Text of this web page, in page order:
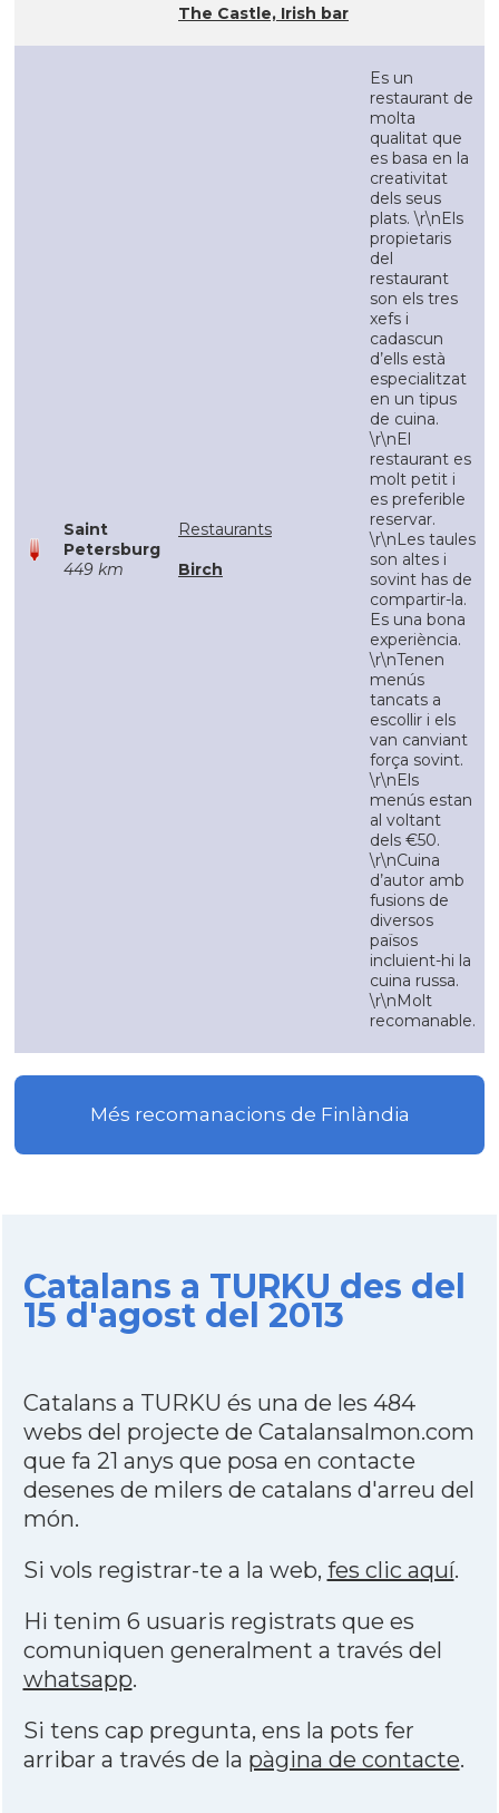
The Castle, Irish bar
Saint
Petersburg
449 km
Restaurants
Birch
Es un
restaurant de
molta
qualitat que
es basa en la
creativitat
dels seus
plats. \r\nEls
propietaris
del
restaurant
son els tres
xefs i
cadascun
d’ells està
especialitzat
en un tipus
de cuina.
\r\nEl
restaurant es
molt petit i
es preferible
reservar.
\r\nLes taules
son altes i
sovint has de
compartir-la.
Es una bona
experiència.
\r\nTenen
menús
tancats a
escollir i els
van canviant
força sovint.
\r\nEls
menús estan
al voltant
dels €50.
\r\nCuina
d’autor amb
fusions de
diversos
països
incluient-hi la
cuina russa.
\r\nMolt
recomanable.
Més recomanacions de Finlàndia
Catalans a TURKU des del
15 d'agost del 2013
Catalans a TURKU és una de les 484
webs del projecte de Catalansalmon.com
que fa 21 anys que posa en contacte
desenes de milers de catalans d'arreu del
món.
Si vols registrar-te a la web, fes clic aquí.
Hi tenim 6 usuaris registrats que es
comuniquen generalment a través del
whatsapp.
Si tens cap pregunta, ens la pots fer
arribar a través de la pàgina de contacte.